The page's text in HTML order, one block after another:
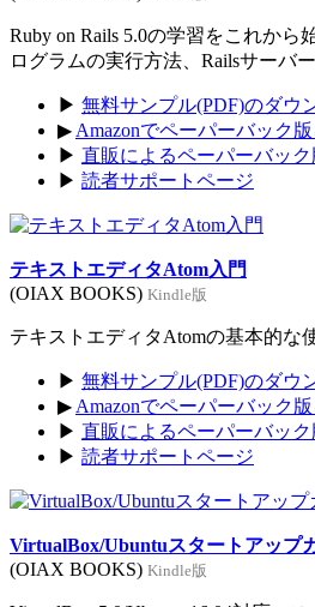
Ruby on Rails 5.0の学習をこれか
ログラムの実行方法、Railsサーバ
▶ 無料サンプル(PDF)のダウ
▶ Amazonでペーパーバック
▶ 直販によるペーパーバック
▶ 読者サポートページ
テキストエディタAtom入門
(OIAX BOOKS) Kindle版
テキストエディタAtomの基本的な
▶ 無料サンプル(PDF)のダウ
▶ Amazonでペーパーバック
▶ 直販によるペーパーバック
▶ 読者サポートページ
VirtualBox/Ubuntuスタートアップ
(OIAX BOOKS) Kindle版